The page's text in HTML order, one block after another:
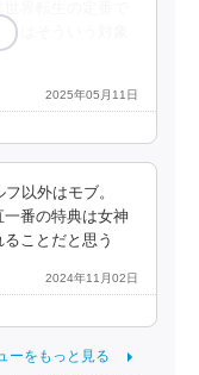
はそういう対象
2025年05月11日
フ以外はモブ。
番の特典は女神
ことだと思う
2024年11月02日
ーをもっと見る